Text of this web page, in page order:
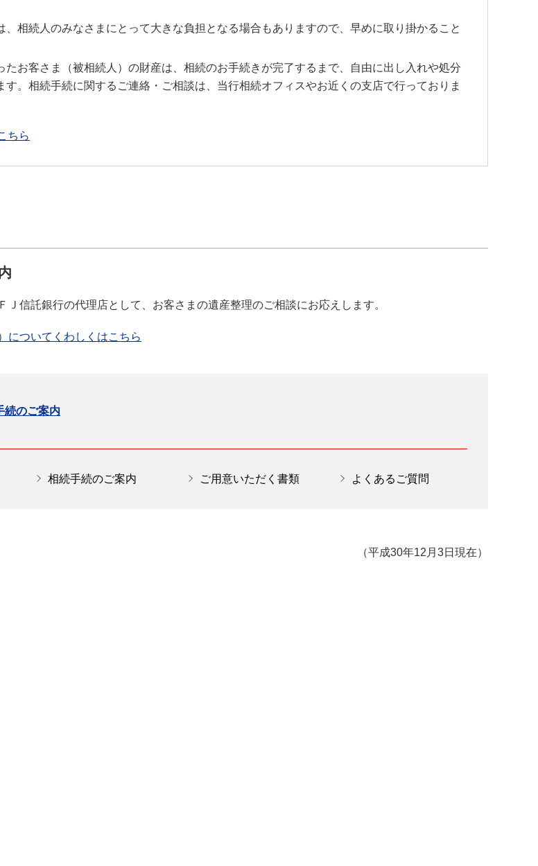
、相続人のみなさまにとって大きな負担となる場合もありますので、早めに取り掛かること
たお客さま（被相続人）の財産は、相続のお手続きが完了するまで、自由に出し入れや処分
す。相続手続に関するご連絡・ご相談は、当行相続オフィスやお近くの支店で行っておりま
ちら
Ｊ信託銀行の代理店として、お客さまの遺産整理のご相談にお応えします。
についてくわしくはこちら
続のご案内
相続手続のご案内 ご用意いただく書類 よくあるご質問
（平成30年12月3日現在）